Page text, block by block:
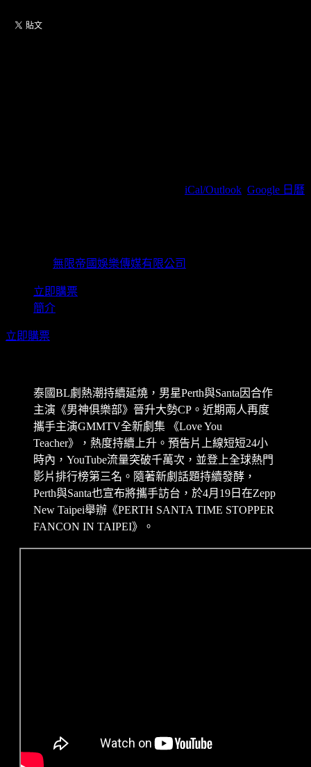
iCal/Outlook Google 日曆
無限帝國娛樂傳媒有限公司
立即購票
簡介
立即購票
泰國BL劇熱潮持續延燒，男星Perth與Santa因合作
主演《男神俱樂部》晉升大勢CP。近期兩人再度
攜手主演GMMTV全新劇集 《Love You
Teacher》，熱度持續上升。預告片上線短短24小
時內，YouTube流量突破千萬次，並登上全球熱門
影片排行榜第三名。隨著新劇話題持續發酵，
Perth與Santa也宣布將攜手訪台，於4月19日在Zepp
New Taipei舉辦《PERTH SANTA TIME STOPPER
FANCON IN TAIPEI》。